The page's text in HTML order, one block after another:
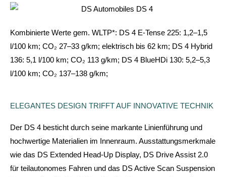
Kombinierte Werte gem. WLTP*: DS 4 E-Tense 225: 1,2–1,5
l/100 km; CO₂ 27–33 g/km; elektrisch bis 62 km; DS 4 Hybrid
136: 5,1 l/100 km; CO₂ 113 g/km; DS 4 BlueHDi 130: 5,2–5,3
l/100 km; CO₂ 137–138 g/km;
ELEGANTES DESIGN TRIFFT AUF INNOVATIVE TECHNIK
Der DS 4 besticht durch seine markante Linienführung und
hochwertige Materialien im Innenraum. Ausstattungsmerkmale
wie das DS Extended Head-Up Display, DS Drive Assist 2.0
für teilautonomes Fahren und das DS Active Scan Suspension